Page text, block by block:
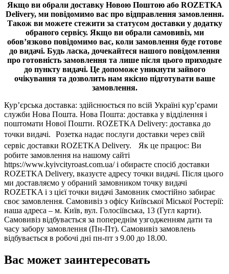
Якщо ви обрали доставку Новою Поштою або ROZETKA
Delivery, ми повідомимо вас про відправлення замовлення.
Також ви можете стежити за статусом доставки у додатку
обраного сервісу. Якщо ви обрали самовивіз, ми
обов’язково повідомимо вас, коли замовлення буде готове
до видачі. Будь ласка, дочекайтеся нашого повідомлення
про готовність замовлення та лише після цього приходьте
до пункту видачі. Це допоможе уникнути зайвого
очікування та дозволить нам якісно підготувати ваше
замовлення.
Кур’єрська доставка: здійснюється по всій Україні кур’єрами
служби Нова Пошта. Нова Пошта: доставка у відділення і
поштомати Нової Пошти. ROZETKA Delivery: доставка до
точки видачі. Розетка надає послуги доставки через свій
сервіс доставки ROZETKA Delivery. Як це працює: Ви
робите замовлення на нашому сайті
https://www.kyivcityroast.com.ua/ і обираєте спосіб доставки
ROZETKA Delivery, вказуєте адресу точки видачі. Після цього
ми доставляємо у обраний замовником точку видачі
ROZETKA і з цієї точки видачі Замовник смостійно забирає
своє замовлення. Самовивіз з офісу Київської Міської Ростерії:
наша адреса – м. Київ, вул. Голосіївська, 13 (Гугл карти).
Самовивіз відбувається за попереднім узгодженням дати та
часу забору замовлення (Пн-Пт). Самовивіз замовлень
відбувається в робочі дні пн-пт з 9.00 до 18.00.
Вас может заинтересовать